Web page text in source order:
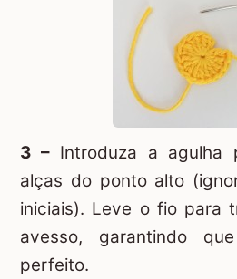
3 –Introduza a agulha
alças do ponto alto
iniciais). Leve o fio para
avesso, garantindo
perfeito.